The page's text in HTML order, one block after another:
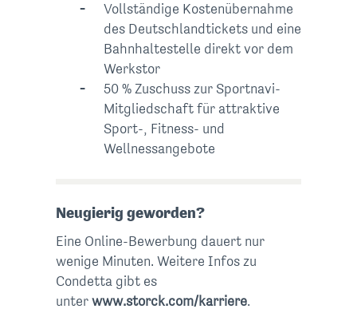
Vollständige Kostenübernahme
des Deutschlandtickets und eine
Bahnhaltestelle direkt vor dem
Werkstor
50 % Zuschuss zur Sportnavi-
Mitgliedschaft für attraktive
Sport-, Fitness- und
Wellnessangebote
Neugierig geworden?
Eine Online-Bewerbung dauert nur
wenige Minuten. Weitere Infos zu
Condetta gibt es
unter www.storck.com/karriere.